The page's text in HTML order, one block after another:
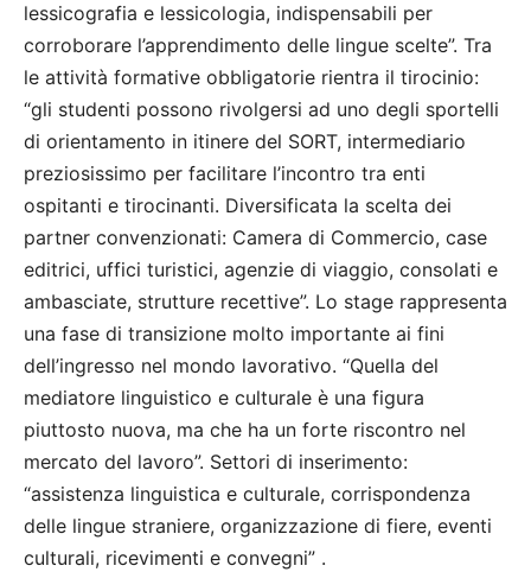
lessicografia e lessicologia, indispensabili per
corroborare l’apprendimento delle lingue scelte”. Tra
le attività formative obbligatorie rientra il tirocinio:
“gli studenti possono rivolgersi ad uno degli sportelli
di orientamento in itinere del SORT, intermediario
preziosissimo per facilitare l’incontro tra enti
ospitanti e tirocinanti. Diversificata la scelta dei
partner convenzionati: Camera di Commercio, case
editrici, uffici turistici, agenzie di viaggio, consolati e
ambasciate, strutture recettive”. Lo stage rappresenta
una fase di transizione molto importante ai fini
dell’ingresso nel mondo lavorativo. “Quella del
mediatore linguistico e culturale è una figura
piuttosto nuova, ma che ha un forte riscontro nel
mercato del lavoro”. Settori di inserimento:
“assistenza linguistica e culturale, corrispondenza
delle lingue straniere, organizzazione di fiere, eventi
culturali, ricevimenti e convegni” .